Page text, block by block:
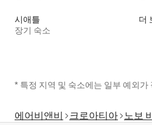
시애틀
장기 숙소
더
* 특정 지역 및 숙소에는 일부 예외가
에어비앤비 크로아티아 노보